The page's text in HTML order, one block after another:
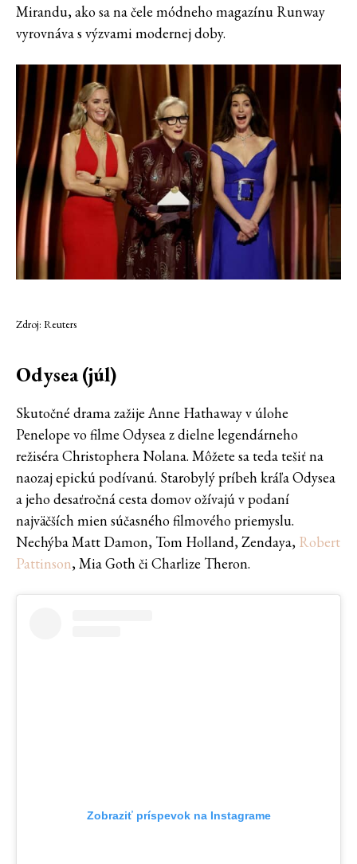
Mirandu, ako sa na čele módneho magazínu Runway
vyrovnáva s výzvami modernej doby.
Zdroj: Reuters
Odysea(júl)
Skutočné drama zažije Anne Hathaway v úlohe
Penelope vo filme Odysea z dielne legendárneho
režiséra Christophera Nolana. Môžete sa teda tešiť na
naozaj epickú podívanú. Starobylý príbeh kráľa Odysea
a jeho desaťročná cesta domov ožívajú v podaní
najväčších mien súčasného filmového priemyslu.
Nechýba Matt Damon, Tom Holland, Zendaya, Robert
Pattinson, Mia Goth či Charlize Theron.
Zobraziť príspevok na Instagrame